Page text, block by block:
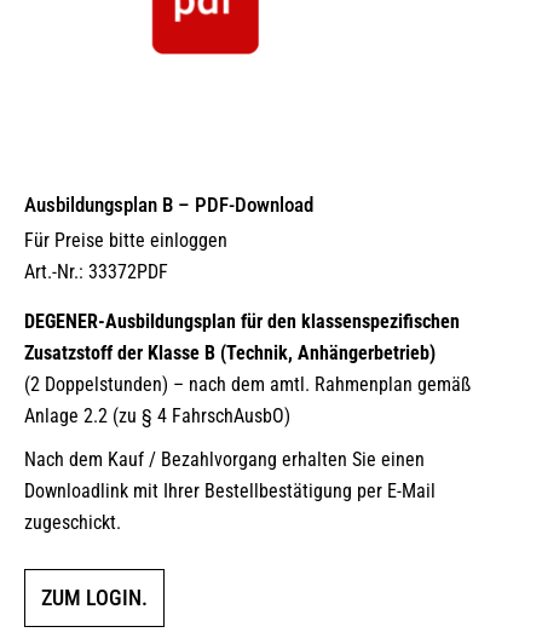
Ausbildungsplan B – PDF-Download
Für Preise bitte einloggen
Art.-Nr.: 33372PDF
DEGENER-Ausbildungsplan für den klassenspezifischen
Zusatzstoff der Klasse B (Technik, Anhängerbetrieb)
(2 Doppelstunden) – nach dem amtl. Rahmenplan gemäß
Anlage 2.2 (zu § 4 FahrschAusbO)
Nach dem Kauf / Bezahlvorgang erhalten Sie einen
Downloadlink mit Ihrer Bestellbestätigung per E-Mail
zugeschickt.
ZUM LOGIN.